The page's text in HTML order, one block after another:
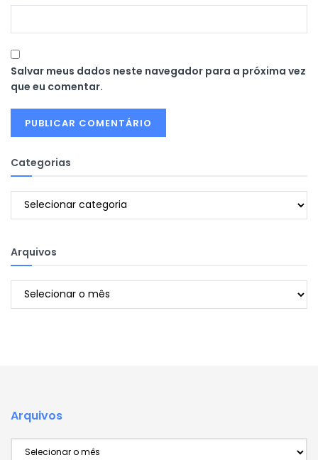
Salvar meus dados neste navegador para a próxima vez
que eu comentar.
Categorias
Categorias
Arquivos
Arquivos
Arquivos